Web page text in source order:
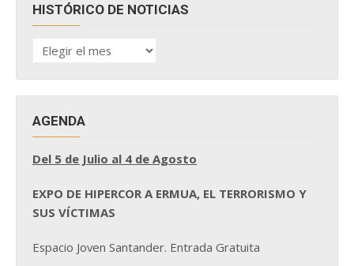
HISTÓRICO DE NOTICIAS
HISTÓRICO
DE
AGENDA
Del 5 de Julio al 4 de Agosto
EXPO DE HIPERCOR A ERMUA, EL TERRORISMO Y
SUS VÍCTIMAS
Espacio Joven Santander. Entrada Gratuita